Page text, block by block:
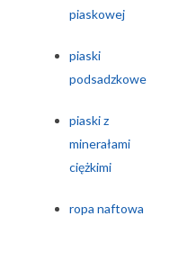
piaskowej
piaski
podsadzkowe
piaski z
minerałami
ciężkimi
ropa naftowa